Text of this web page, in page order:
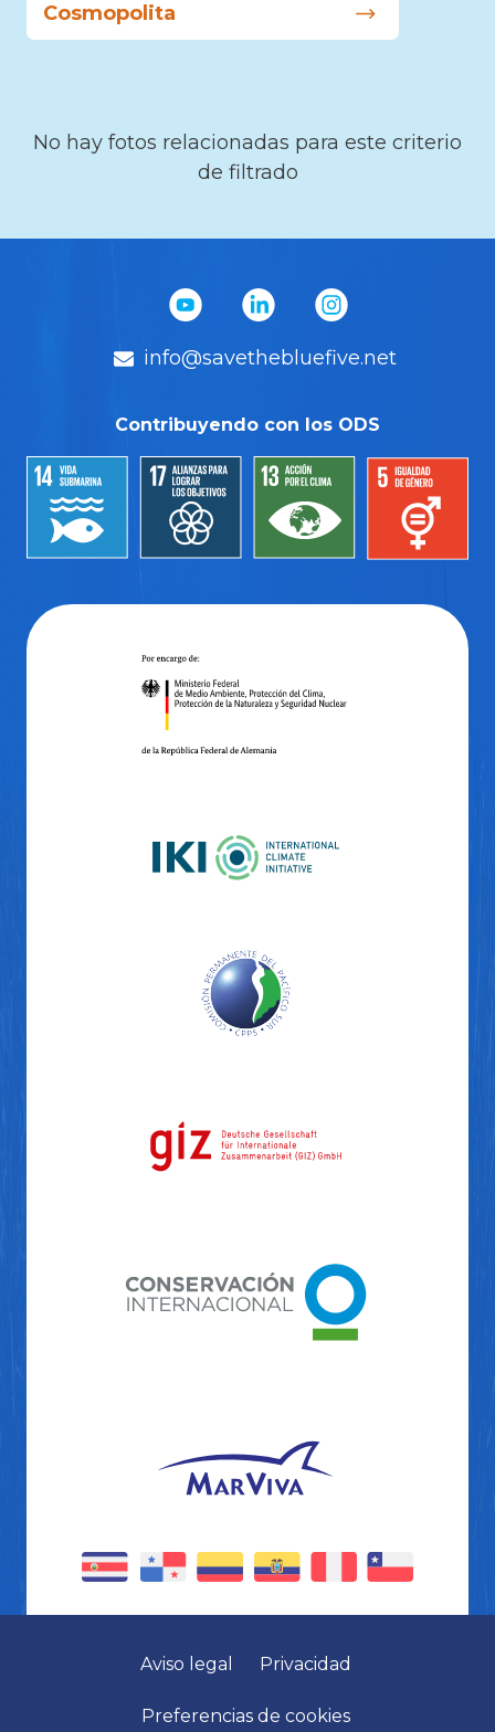
Cosmopolita
No hay fotos relacionadas para este criterio
de filtrado
info@savethebluefive.net
Contribuyendo con los ODS
Aviso legal Privacidad
Preferencias de cookies